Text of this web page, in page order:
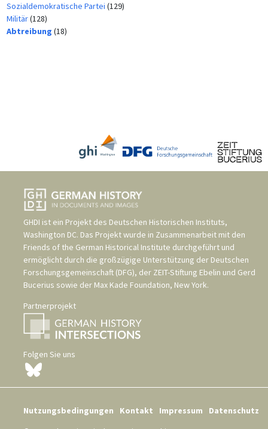
Sozialdemokratische Partei (129)
Militär(128)
Abtreibung (18)
GHDI ist ein Projekt des Deutschen Historischen Instituts,
Washington DC. Das Projekt wurde in Zusammenarbeit mit den
Friends of the German Historical Institute durchgeführt und
ermöglicht durch die großzügige Unterstützung der Deutschen
Forschungsgemeinschaft (DFG), der ZEIT-Stiftung Ebelin und Gerd
Bucerius sowie der Max Kade Foundation, New York.
Partnerprojekt
Folgen Sie uns
Nutzungsbedingungen Kontakt Impressum
Datenschutz